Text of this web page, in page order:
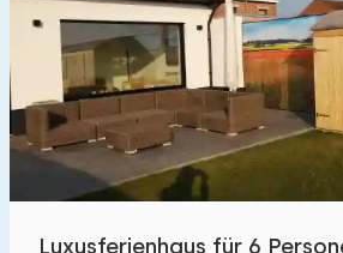
Luxusferienhaus für 6